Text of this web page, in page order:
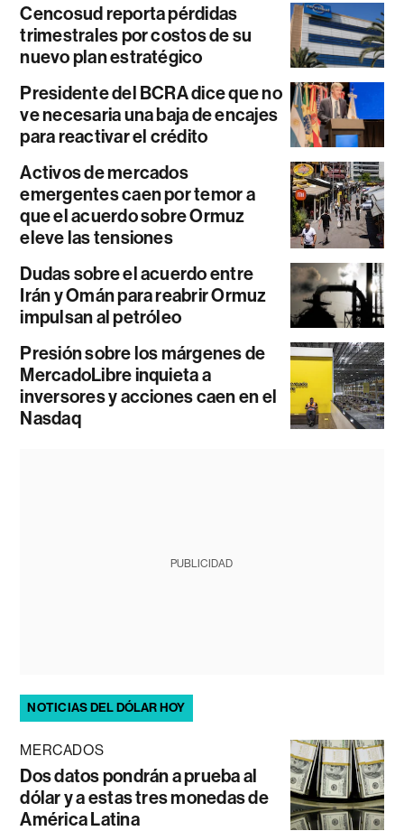
Cencosud reporta pérdidas
trimestrales por costos de su
nuevo plan estratégico
Presidente del BCRA dice que no
ve necesaria una baja de encajes
para reactivar el crédito
Activos de mercados
emergentes caen por temor a
que el acuerdo sobre Ormuz
eleve las tensiones
Dudas sobre el acuerdo entre
Irán y Omán para reabrir Ormuz
impulsan al petróleo
Presión sobre los márgenes de
MercadoLibre inquieta a
inversores y acciones caen en el
Nasdaq
PUBLICIDAD
NOTICIAS DEL DÓLAR HOY
MERCADOS
Dos datos pondrán a prueba al
dólar y a estas tres monedas de
América Latina